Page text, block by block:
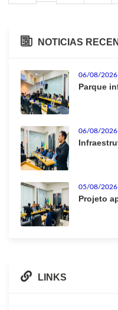
NOTICIAS
06/08/2026
Parque
06/08/2026
05/08/2026
Projeto
LINKS